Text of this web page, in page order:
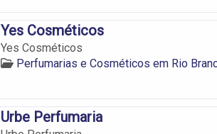
Yes Cosméticos
Yes Cosméticos
Perfumarias e Cosméticos em Rio
Urbe Perfumaria